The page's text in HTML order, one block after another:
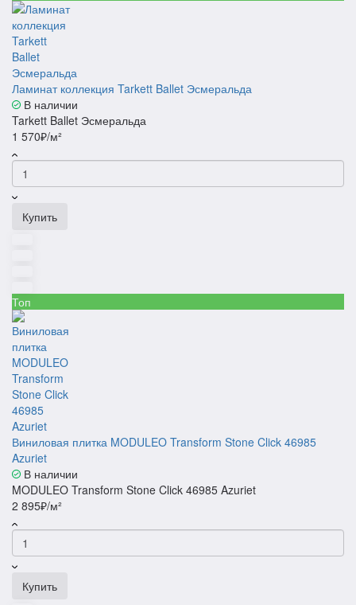
Ламинат коллекция Tarkett Ballet Эсмеральда
В наличии
Tarkett Ballet Эсмеральда
1 570₽/м²
Купить
Топ
Виниловая плитка MODULEO Transform Stone Click 46985
Azuriet
В наличии
MODULEO Transform Stone Click 46985 Azuriet
2 895₽/м²
Купить